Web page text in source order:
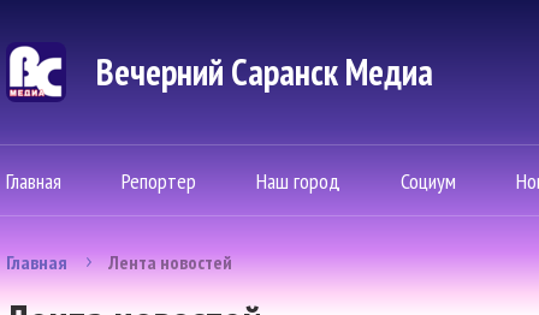
Вечерний Саранск Mедиа
Главная Репортер Наш город Социум
Главная Лента новостей